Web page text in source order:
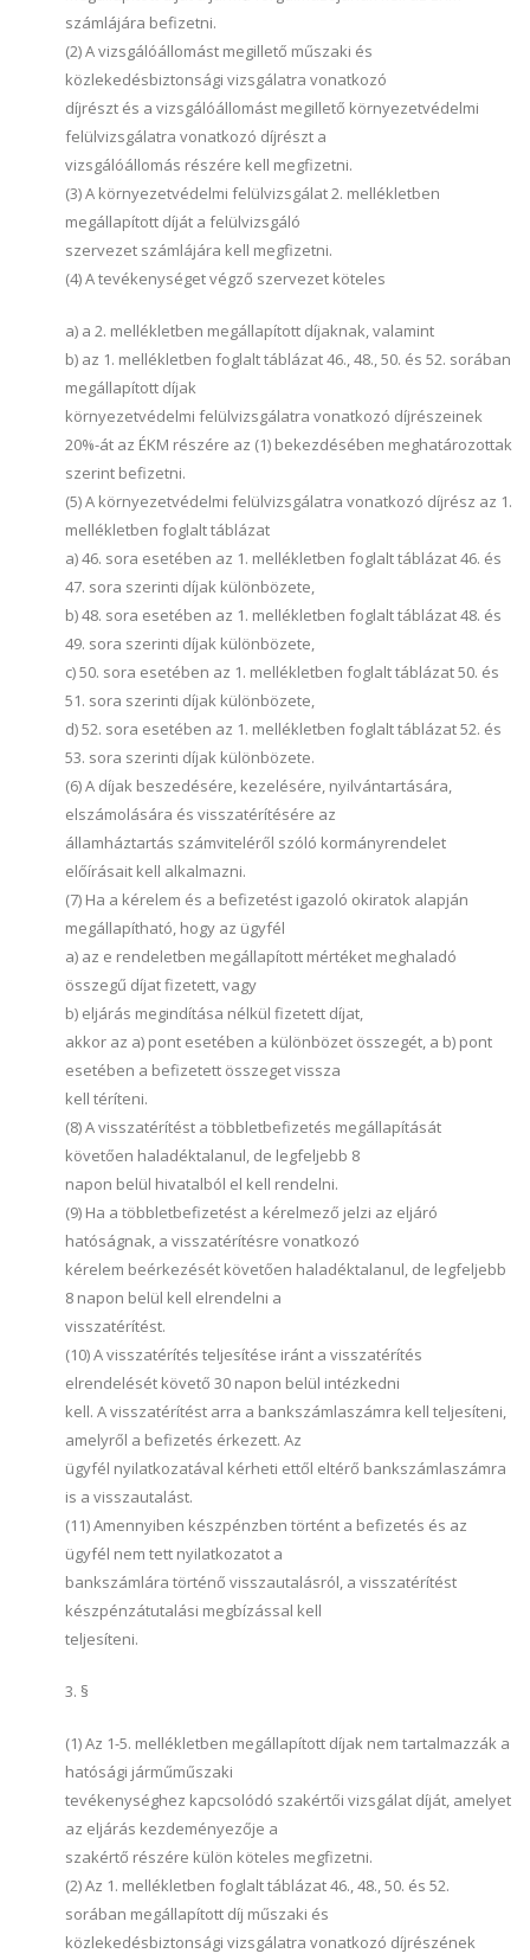
számlájára befizetni.
(2) A vizsgálóállomást megillető műszaki és
közlekedésbiztonsági vizsgálatra vonatkozó
díjrészt és a vizsgálóállomást megillető környezetvédelmi
felülvizsgálatra vonatkozó díjrészt a
vizsgálóállomás részére kell megfizetni.
(3) A környezetvédelmi felülvizsgálat 2. mellékletben
megállapított díját a felülvizsgáló
szervezet számlájára kell megfizetni.
(4) A tevékenységet végző szervezet köteles
a) a 2. mellékletben megállapított díjaknak, valamint
b) az 1. mellékletben foglalt táblázat 46., 48., 50. és 52. sorában
megállapított díjak
környezetvédelmi felülvizsgálatra vonatkozó díjrészeinek
20%-át az ÉKM részére az (1) bekezdésében meghatározottak
szerint befizetni.
(5) A környezetvédelmi felülvizsgálatra vonatkozó díjrész az 1.
mellékletben foglalt táblázat
a) 46. sora esetében az 1. mellékletben foglalt táblázat 46. és
47. sora szerinti díjak különbözete,
b) 48. sora esetében az 1. mellékletben foglalt táblázat 48. és
49. sora szerinti díjak különbözete,
c) 50. sora esetében az 1. mellékletben foglalt táblázat 50. és
51. sora szerinti díjak különbözete,
d) 52. sora esetében az 1. mellékletben foglalt táblázat 52. és
53. sora szerinti díjak különbözete.
(6) A díjak beszedésére, kezelésére, nyilvántartására,
elszámolására és visszatérítésére az
államháztartás számviteléről szóló kormányrendelet
előírásait kell alkalmazni.
(7) Ha a kérelem és a befizetést igazoló okiratok alapján
megállapítható, hogy az ügyfél
a) az e rendeletben megállapított mértéket meghaladó
összegű díjat fizetett, vagy
b) eljárás megindítása nélkül fizetett díjat,
akkor az a) pont esetében a különbözet összegét, a b) pont
esetében a befizetett összeget vissza
kell téríteni.
(8) A visszatérítést a többletbefizetés megállapítását
követően haladéktalanul, de legfeljebb 8
napon belül hivatalból el kell rendelni.
(9) Ha a többletbefizetést a kérelmező jelzi az eljáró
hatóságnak, a visszatérítésre vonatkozó
kérelem beérkezését követően haladéktalanul, de legfeljebb
8 napon belül kell elrendelni a
visszatérítést.
(10) A visszatérítés teljesítése iránt a visszatérítés
elrendelését követő 30 napon belül intézkedni
kell. A visszatérítést arra a bankszámlaszámra kell teljesíteni,
amelyről a befizetés érkezett. Az
ügyfél nyilatkozatával kérheti ettől eltérő bankszámlaszámra
is a visszautalást.
(11) Amennyiben készpénzben történt a befizetés és az
ügyfél nem tett nyilatkozatot a
bankszámlára történő visszautalásról, a visszatérítést
készpénzátutalási megbízással kell
teljesíteni.
3. §
(1) Az 1-5. mellékletben megállapított díjak nem tartalmazzák a
hatósági járműműszaki
tevékenységhez kapcsolódó szakértői vizsgálat díját, amelyet
az eljárás kezdeményezője a
szakértő részére külön köteles megfizetni.
(2) Az 1. mellékletben foglalt táblázat 46., 48., 50. és 52.
sorában megállapított díj műszaki és
közlekedésbiztonsági vizsgálatra vonatkozó díjrészének